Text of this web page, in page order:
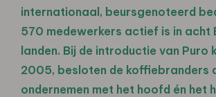
internationaal, beursgenoteerd
570 medewerkers actief is in acht
landen. Bij de introductie van Puro
2005, besloten de koffiebranders
ondernemen met het hoofd én het